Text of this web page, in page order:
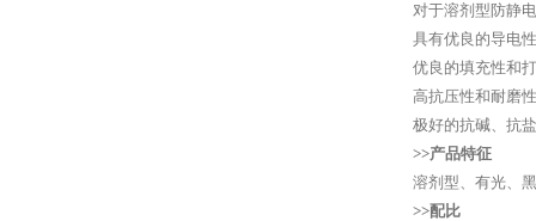
对于溶剂型防静
具有优良的导电
优良的填充性和
高抗压性和耐磨
极好的抗碱、抗
>>产品特征
溶剂型、有光、
>>配比